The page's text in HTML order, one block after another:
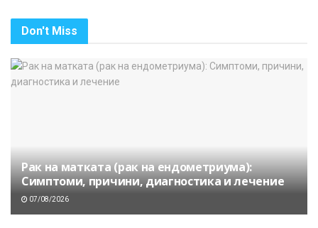
Don't Miss
Рак на матката (рак на ендометриума):
Симптоми, причини, диагностика и лечение
07/08/2026